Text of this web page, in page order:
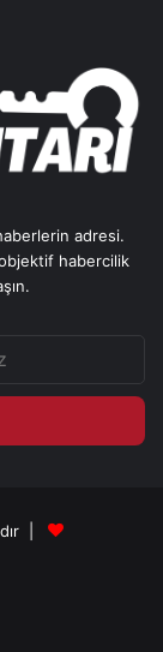
adresi.
habercilik
|